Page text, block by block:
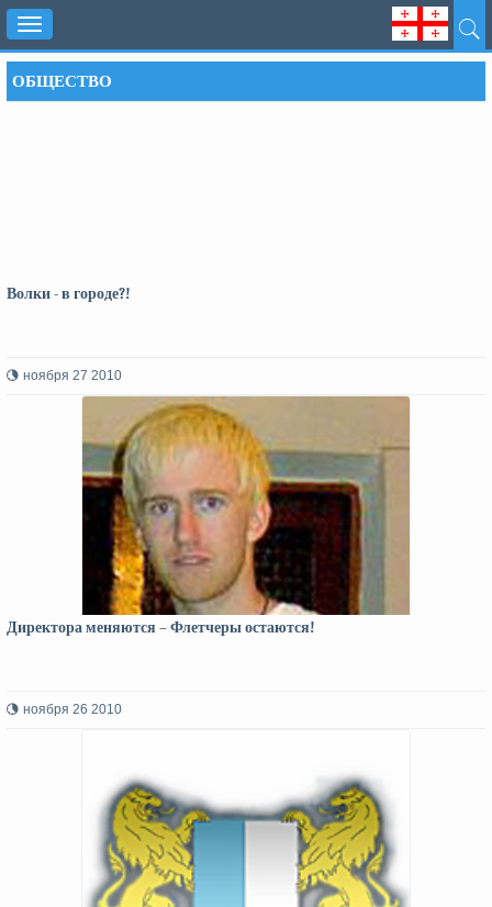
Toggle
navigation
ОБЩЕСТВО
Волки - в городе?!
ноября 27 2010
Директора меняются – Флетчеры остаются!
ноября 26 2010